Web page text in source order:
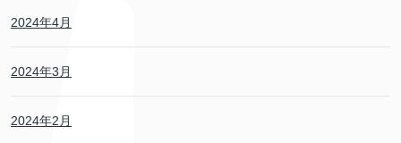
2024年4月
2024年3月
2024年2月